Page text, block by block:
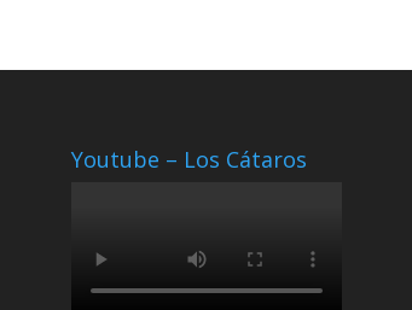
Youtube – Los Cátaros